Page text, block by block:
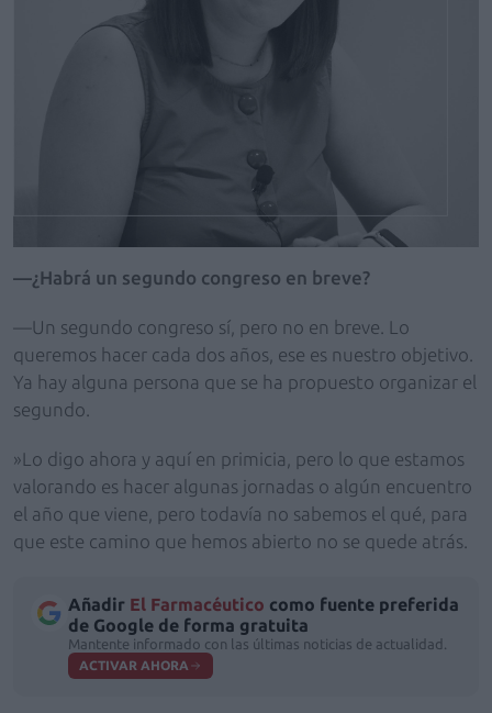
—¿Habrá un segundo congreso en breve?
—Un segundo congreso sí, pero no en breve. Lo
queremos hacer cada dos años, ese es nuestro objetivo.
Ya hay alguna persona que se ha propuesto organizar el
segundo.
»Lo digo ahora y aquí en primicia, pero lo que estamos
valorando es hacer algunas jornadas o algún encuentro
el año que viene, pero todavía no sabemos el qué, para
que este camino que hemos abierto no se quede atrás.
Añadir El Farmacéutico como fuente preferida
de Google de forma gratuita
Mantente informado con las últimas noticias de actualidad.
ACTIVAR AHORA